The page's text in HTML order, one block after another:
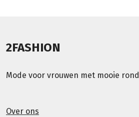
2FASHION
Mode voor vrouwen met mooie
Over ons